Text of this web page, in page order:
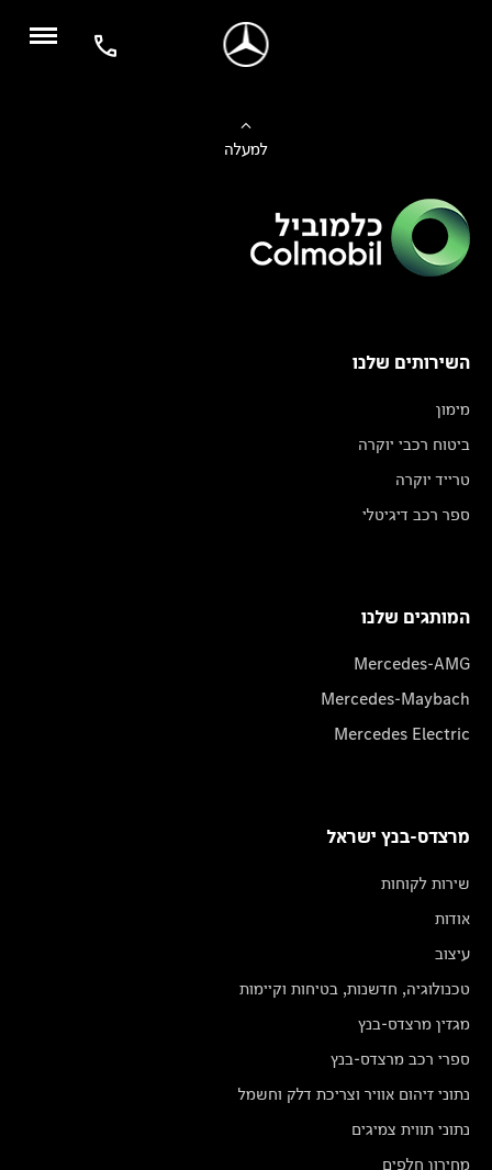
למעלה
השירותים שלנו
מימון
ביטוח רכבי יוקרה
טרייד יוקרה
ספר רכב דיגיטלי
המותגים שלנו
Mercedes-AMG
Mercedes-Maybach
Mercedes Electric
מרצדס-בנץ ישראל
שירות לקוחות
אודות
עיצוב
טכנולוגיה, חדשנות, בטיחות וקיימות
מגזין מרצדס-בנץ
ספרי רכב מרצדס-בנץ
נתוני זיהום אוויר וצריכת דלק וחשמל
נתוני תווית צמיגים
מחירון חלפים